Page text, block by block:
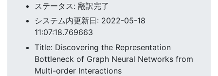
ステータス: 翻訳完了
システム内更新日: 2022-05-18
11:07:18.769663
Title: Discovering the Representation
Bottleneck of Graph Neural Networks from
Multi-order Interactions